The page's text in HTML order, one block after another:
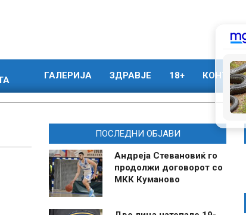
ГАЛЕРИЈА ЗДРАВЈЕ 18+ КОНТАКТ
ПОСЛЕДНИ ОБЈАВИ
Андреја Стевановиќ го
продолжи договорот со
МКК Куманово